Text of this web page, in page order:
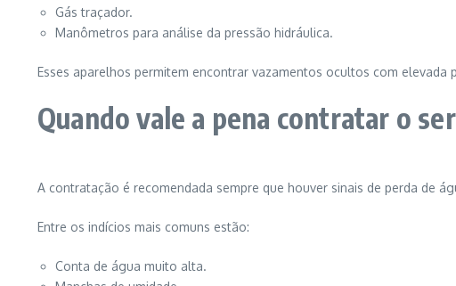
Gás traçador.
Manômetros para análise da pressão hidráulica.
Esses aparelhos permitem encontrar vazamentos ocultos com
Quando vale a pena contratar o
A contratação é recomendada sempre que houver sinais de perda de
Entre os indícios mais comuns estão:
Conta de água muito alta.